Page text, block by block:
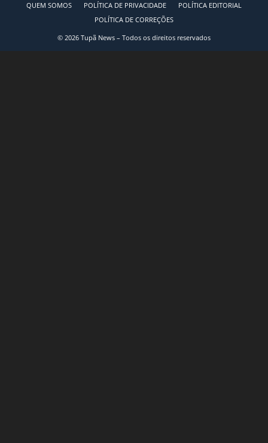
QUEM SOMOS POLÍTICA DE PRIVACIDADE
POLÍTICA EDITORIAL
POLÍTICA DE CORREÇÕES
© 2026 Tupã News – Todos os direitos reservados